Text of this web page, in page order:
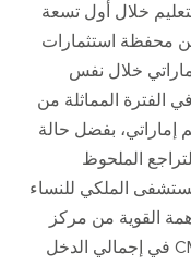
خلال أول تسعة
محفظة استثمارات
خلال نفس
الفترة المماثلة من
إماراتي، بفضل حالة
الملحوظ
الملكي للنساء
القوية من مركز
في إجمالي الدخل